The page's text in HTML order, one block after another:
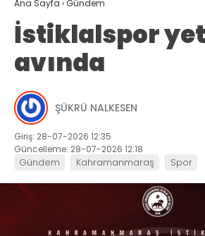
Ana Sayfa ›Gündem
İstiklalspor
avında
ŞÜKRÜ NALKESEN
Giriş: 28-07-2026 12:35
Güncelleme: 28-07-2026 12:18
Gündem Kahramanmaraş Spor